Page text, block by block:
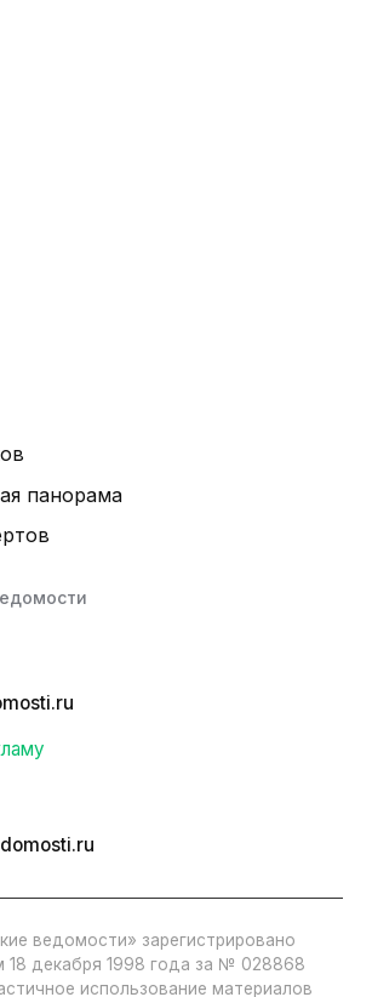
панорама
ведомости» зарегистрировано
18 декабря 1998 года за № 028868
использование материалов